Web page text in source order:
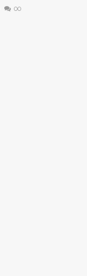
00